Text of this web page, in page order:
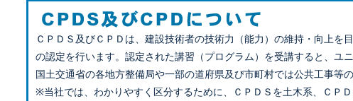
ＣＰＤＳ及びＣＰＤは、建設技術者の技術力（能力）の維持・向上を
の認定を行います。認定された講習（プログラム）を受講すると、ユ
国土交通省の各地方整備局や一部の道府県及び市町村では公共工事等
※当社では、わかりやすく区分するために、ＣＰＤＳを土木系、ＣＰ